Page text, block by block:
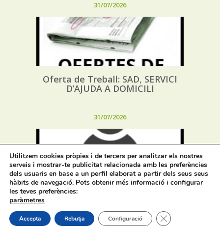
31/07/2026
Oferta de Treball: SAD, SERVICI
D’AJUDA A DOMICILI
31/07/2026
Procés selectiu 1 plaça tècnic/a de
joventut – torn lliure – oposició
Utilitzem cookies pròpies i de tercers per analitzar els nostres
serveis i mostrar-te publicitat relacionada amb les preferències
dels usuaris en base a un perfil elaborat a partir dels seus seus
hàbits de navegació. Pots obtenir més informació i configurar
les teves preferències:
paràmetres
Accepta Rebutja Configuració Tanca el bàner de